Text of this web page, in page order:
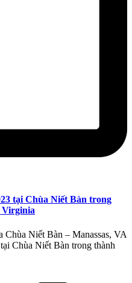
tại Chùa Niết Bàn trong
Virginia
Chùa Niết Bàn – Manassas, VA
Chùa Niết Bàn trong thành